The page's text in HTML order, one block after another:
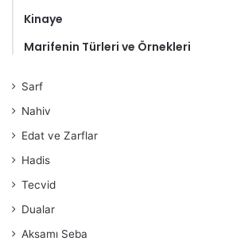
Kinaye
Marifenin Türleri ve Örnekleri
Sarf
Nahiv
Edat ve Zarflar
Hadis
Tecvid
Dualar
Aksamı Seba